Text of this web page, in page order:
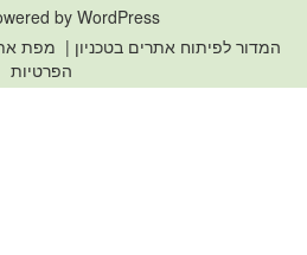
by WordPress
המדור לפיתוח אתרים בטכניון | מפת
הפרטיות